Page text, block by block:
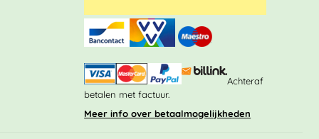
Achteraf
betalen met factuur.
Meer info over betaalmogelijkheden